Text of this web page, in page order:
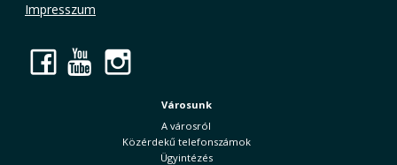
Impresszum
Facebook
YouTube
Városunk
A városról
Közérdekű telefonszámok
Ügyintézés